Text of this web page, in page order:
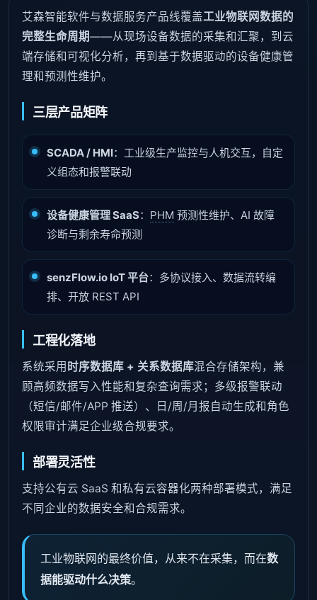
艾森智能软件与数据服务产品线覆盖工业物联网数据的
完整生命周期——从现场设备数据的采集和汇聚，到云
端存储和可视化分析，再到基于数据驱动的设备健康管
理和预测性维护。
三层产品矩阵
SCADA / HMI：工业级生产监控与人机交互，自定
义组态和报警联动
设备健康管理 SaaS： PHM 预测性维护、AI 故障
诊断与剩余寿命预测
senzFlow.io IoT 平台：多协议接入、数据流转编
排、开放 REST API
工程化落地
系统采用 时序数据库 + 关系数据库混合存储架构，兼
顾高频数据写入性能和复杂查询需求；多级报警联动
（短信/邮件/APP 推送）、日/周/月报自动生成和角色
权限审计满足企业级合规要求。
部署灵活性
支持公有云 SaaS 和私有云容器化两种部署模式，满足
不同企业的数据安全和合规需求。
工业物联网的最终价值，从来不在采集，而在数
据能驱动什么决策。